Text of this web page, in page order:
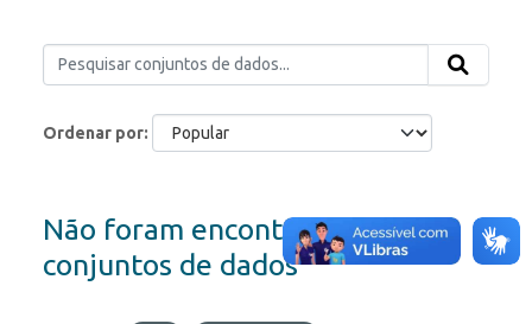
Ordenar por
Não foram encontrados
conjuntos de dados